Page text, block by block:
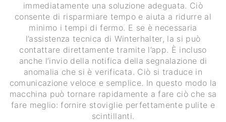
immediatamente una soluzione adeguata. Ciò
consente di risparmiare tempo e aiuta a ridurre al
minimo i tempi di fermo. E se è necessaria
l’assistenza tecnica di Winterhalter, la si può
contattare direttamente tramite l’app. È incluso
anche l’invio della notifica della segnalazione di
anomalia che si è verificata. Ciò si traduce in
comunicazione veloce e semplice. In questo modo la
macchina può tornare rapidamente a fare ciò che sa
fare meglio: fornire stoviglie perfettamente pulite e
scintillanti.